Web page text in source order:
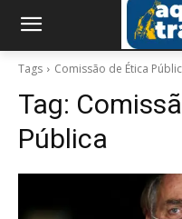
Tags Comissão de Ética
Tag:
Pública